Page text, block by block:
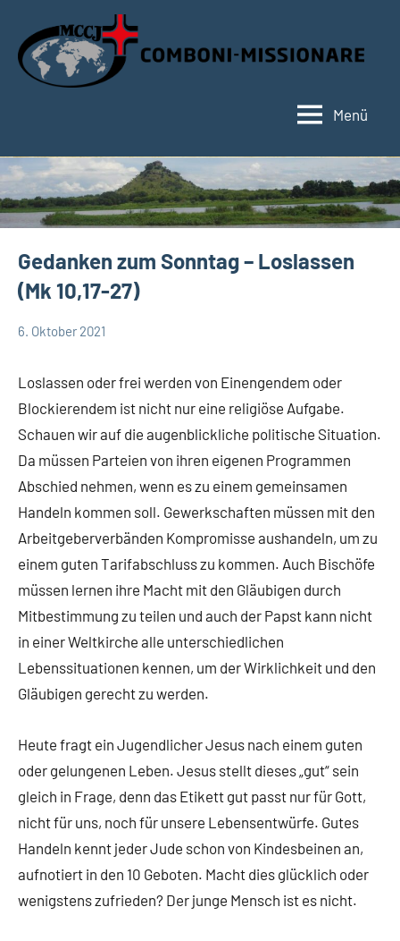
Inhalt
springen
Menü
Gedanken zum Sonntag – Loslassen
(Mk 10,17-27)
6. Oktober 2021
Loslassen oder frei werden von Einengendem oder
Blockierendem ist nicht nur eine religiöse Aufgabe.
Schauen wir auf die augenblickliche politische Situation.
Da müssen Parteien von ihren eigenen Programmen
Abschied nehmen, wenn es zu einem gemeinsamen
Handeln kommen soll. Gewerkschaften müssen mit den
Arbeitgeberverbänden Kompromisse aushandeln, um zu
einem guten Tarifabschluss zu kommen. Auch Bischöfe
müssen lernen ihre Macht mit den Gläubigen durch
Mitbestimmung zu teilen und auch der Papst kann nicht
in einer Weltkirche alle unterschiedlichen
Lebenssituationen kennen, um der Wirklichkeit und den
Gläubigen gerecht zu werden.
Heute fragt ein Jugendlicher Jesus nach einem guten
oder gelungenen Leben. Jesus stellt dieses „gut“ sein
gleich in Frage, denn das Etikett gut passt nur für Gott,
nicht für uns, noch für unsere Lebensentwürfe. Gutes
Handeln kennt jeder Jude schon von Kindesbeinen an,
aufnotiert in den 10 Geboten. Macht dies glücklich oder
wenigstens zufrieden? Der junge Mensch ist es nicht.